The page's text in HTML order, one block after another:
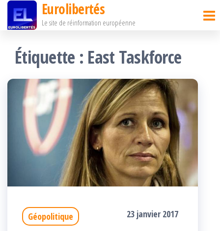
Passer
contenu
Eurolibertés
Le site de réinformation européenne
Étiquette : East Taskforce
Géopolitique 23 janvier 2017